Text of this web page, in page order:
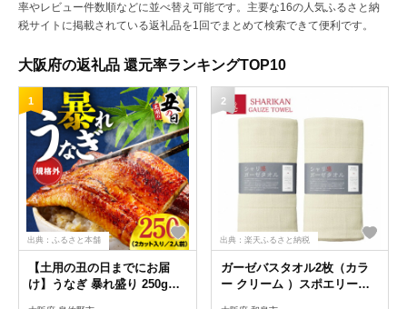
率やレビュー件数順などに並べ替え可能です。主要な16の人気ふるさと納
税サイトに掲載されている返礼品を1回でまとめて検索できて便利です。
大阪府の返礼品 還元率ランキングTOP10
1
出典：ふるさと本舗
【土用の丑の日までにお届
け】うなぎ 暴れ盛り 250g（2
2
出典：楽天ふるさと納税
ガーゼバスタオル2枚（カラ
ー クリーム ）スポエリーア